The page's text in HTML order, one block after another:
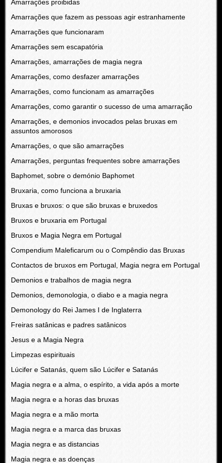
Amarrações proibidas
Amarrações que fazem as pessoas agir estranhamente
Amarrações que funcionaram
Amarrações sem escapatória
Amarrações, amarrações de magia negra
Amarrações, como desfazer amarrações
Amarrações, como funcionam as amarrações
Amarrações, como garantir o sucesso de uma amarração
Amarrações, e demonios invocados pelas bruxas em
assuntos amorosos
Amarrações, o que são amarrações
Amarrações, perguntas frequentes sobre amarrações
Baphomet, sobre o demónio Baphomet
Bruxaria, como funciona a bruxaria
Bruxas e bruxos: o que são bruxas e bruxedos
Bruxos e bruxaria em Portugal
Bruxos e Magia Negra em Portugal
Compendium Maleficarum ou o Compêndio das Bruxas
Contactos de bruxos em Portugal, Magia negra em Portugal
Demonios e trabalhos de magia negra
Demonios, demonologia, o diabo e a magia negra
Demonology do Rei James I de Inglaterra
Freiras satânicas e padres satânicos
Jesus e a Magia Negra
Limpezas espirituais
Lúcifer e Satanás, quem são Lúcifer e Satanás
Magia negra e a alma, o espírito, a vida após a morte
Magia negra e a horas das bruxas
Magia negra e a mão morta
Magia negra e a marca das bruxas
Magia negra e as distancias
Magia negra e as doenças